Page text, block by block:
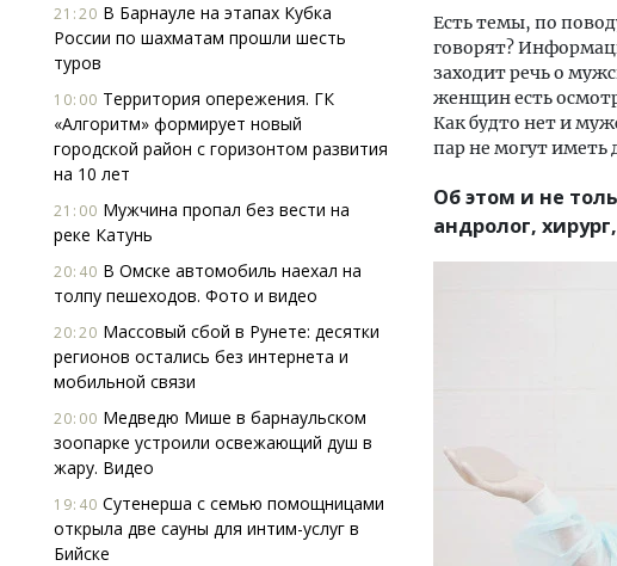
21:20 В Барнауле на этапах Кубка
России по шахматам прошли шесть
туров
10:00 Территория опережения. ГК
«Алгоритм» формирует новый
городской район с горизонтом развития
на 10 лет
21:00 Мужчина пропал без вести на
реке Катунь
20:40 В Омске автомобиль наехал на
толпу пешеходов. Фото и видео
20:20 Массовый сбой в Рунете: десятки
регионов остались без интернета и
мобильной связи
20:00 Медведю Мише в барнаульском
зоопарке устроили освежающий душ в
жару. Видео
19:40 Сутенерша с семью помощницами
открыла две сауны для интим-услуг в
Бийске
Есть темы, по
говорят?
заходит речь о
женщин есть
Как будто нет и
пар не могут иметь
Об этом и не
андролог,
Каким будет новый бутик-отель
«Белкур» в Белокурихе
ДОМА И КВАРТИРЫ